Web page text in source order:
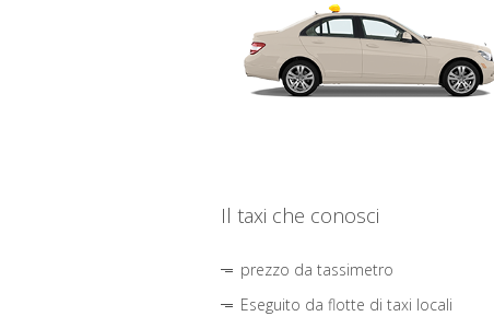
Il taxi che conosci
prezzo da tassimetro
Eseguito da flotte di taxi locali